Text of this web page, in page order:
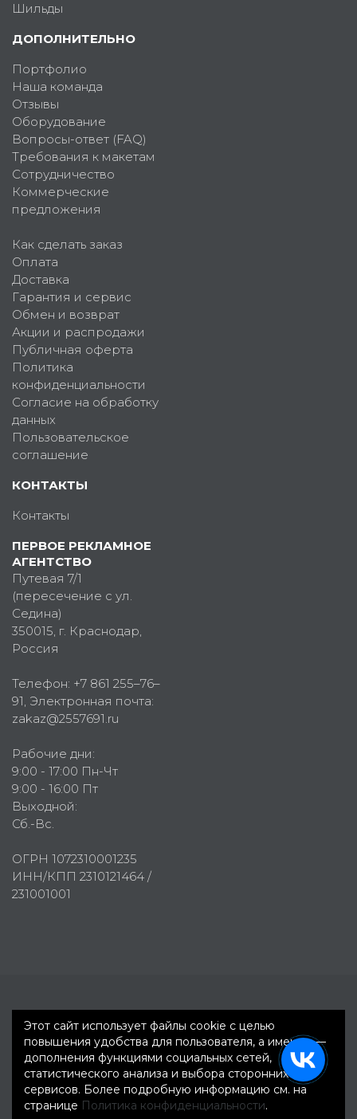
Шильды
ДОПОЛНИТЕЛЬНО
Портфолио
Наша команда
Отзывы
Оборудование
Вопросы-ответ (FAQ)
Требования к макетам
Сотрудничество
Коммерческие
предложения
Как сделать заказ
Оплата
Доставка
Гарантия и сервис
Обмен и возврат
Акции и распродажи
Публичная оферта
Политика
конфиденциальности
Согласие на обработку
данных
Пользовательское
соглашение
КОНТАКТЫ
Контакты
ПЕРВОЕ РЕКЛАМНОЕ
АГЕНТСТВО
Путевая 7/1
(пересечение с ул.
Седина)
350015, г. Краснодар,
Россия
Телефон: +7 861 255–76–
91, Электронная почта:
zakaz@2557691.ru
Рабочие дни:
9:00 - 17:00 Пн-Чт
9:00 - 16:00 Пт
Выходной:
Сб.-Вс.
ОГРН 1072310001235
ИНН/КПП 2310121464 /
231001001
Этот сайт использует файлы cookie с целью
повышения удобства для пользователя, а именно —
дополнения функциями социальных сетей,
статистического анализа и выбора сторонних
сервисов. Более подробную информацию см. на
странице Политика конфиденциальности.